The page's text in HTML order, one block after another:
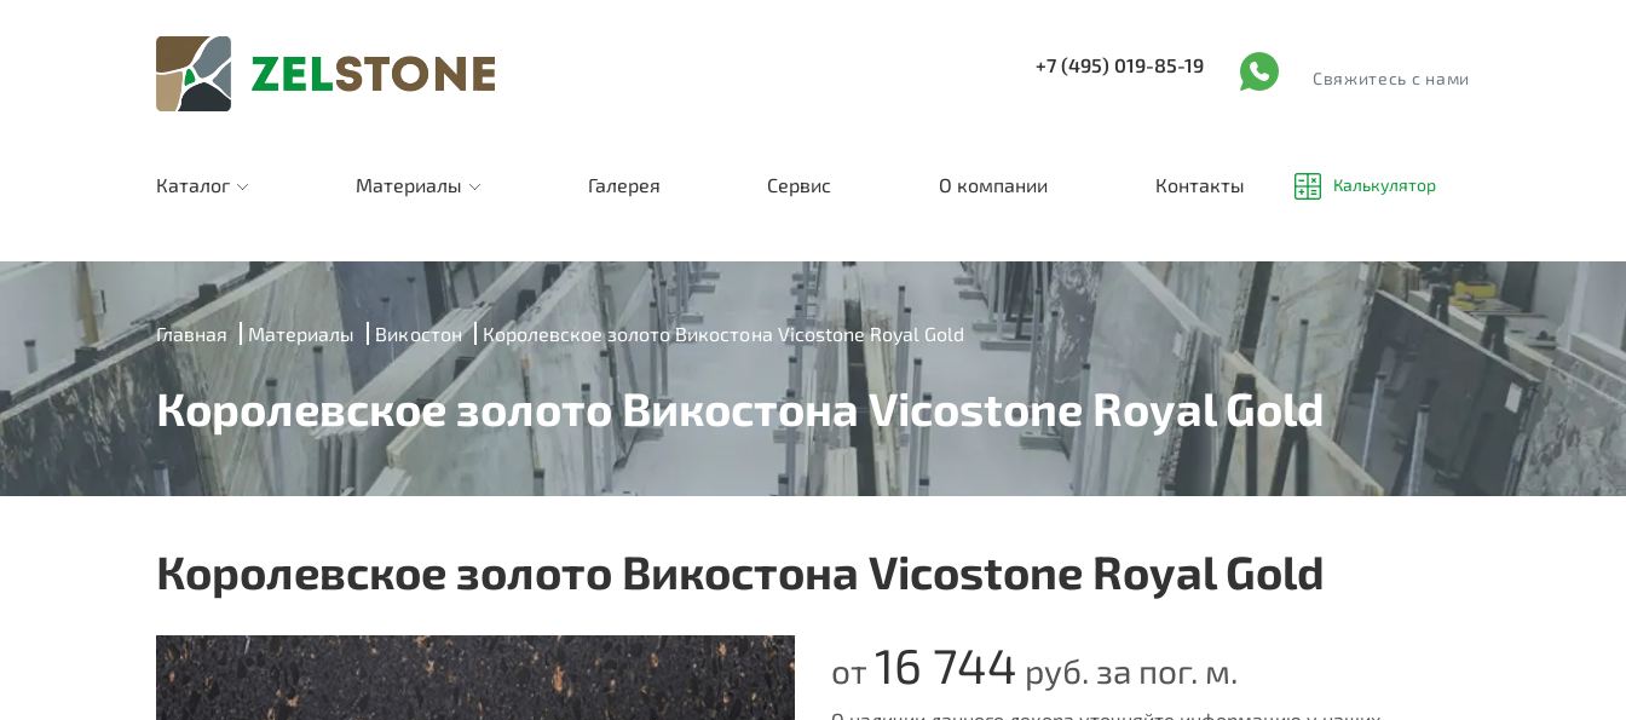
+7 (495) 019-85-19
Cвяжитесь с нами
Каталог Материалы Галерея Сервис О компании Контакты Калькулятор
Главная Материалы Викостон Королевское золото Викостона Vicostone Royal Gold
Королевское золото Викостона Vicostone Royal Gold
Королевское золото Викостона Vicostone Royal Gold
от 16 744 руб. за пог. м.